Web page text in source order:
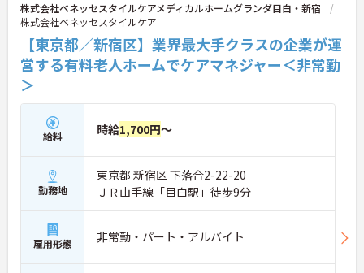
株式会社ベネッセスタイルケアメディカルホームグランダ目白・新宿
株式会社ベネッセスタイルケア
【東京都／新宿区】業界最大手クラスの企業が運
営する有料老人ホームでケアマネジャー＜非常勤
＞
給料 時給1,700円～
勤務地
東京都 新宿区 下落合2-22-20
ＪＲ山手線「目白駅」徒歩9分
雇用形態 非常勤・パート・アルバイト